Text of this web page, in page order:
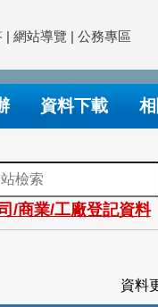
| 網站導覽 | 公務專區
資料下載
/商業/工廠登記資料
資料